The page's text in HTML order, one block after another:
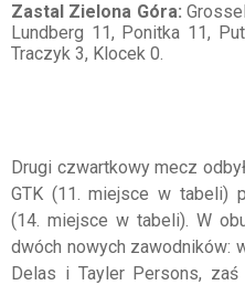
Zastal Zielona Góra:
Lundberg 11, Ponitka 11,
Traczyk 3, Klocek 0.
Drugi czwartkowy mecz
GTK (11. miejsce w tabeli)
(14. miejsce w tabeli). W
dwóch nowych zawodników:
Delas i Tayler Persons,